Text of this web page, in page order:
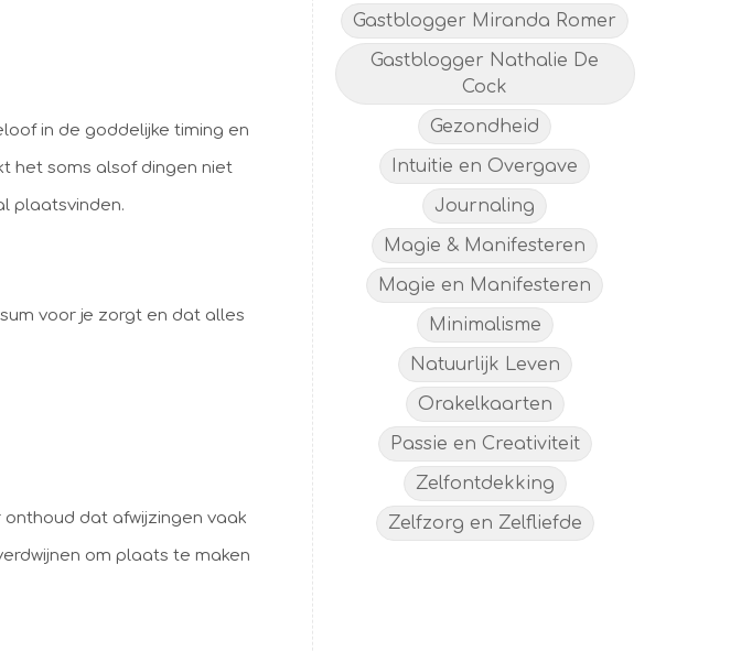
in de goddelijke timing en
het soms alsof dingen niet
plaatsvinden.
voor je zorgt en dat alles
dat afwijzingen vaak
om plaats te maken
Gastblogger Miranda Romer
Gastblogger Nathalie De
Cock
Gezondheid
Intuitie en Overgave
Journaling
Magie & Manifesteren
Magie en Manifesteren
Minimalisme
Natuurlijk Leven
Orakelkaarten
Passie en Creativiteit
Zelfontdekking
Zelfzorg en Zelfliefde